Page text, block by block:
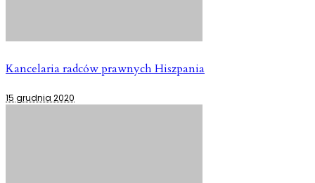
Kancelaria radców prawnych Hiszpania
15 grudnia 2020